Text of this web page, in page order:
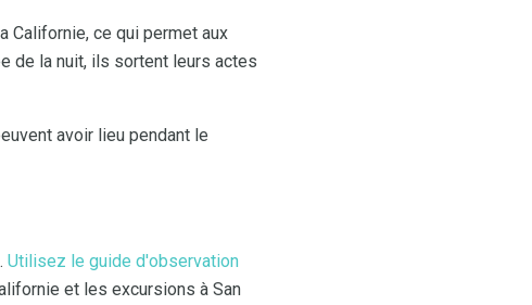
Californie, ce qui permet aux
de la nuit, ils sortent leurs actes
avoir lieu pendant le
Utilisez le guide d'observation
et les excursions à San